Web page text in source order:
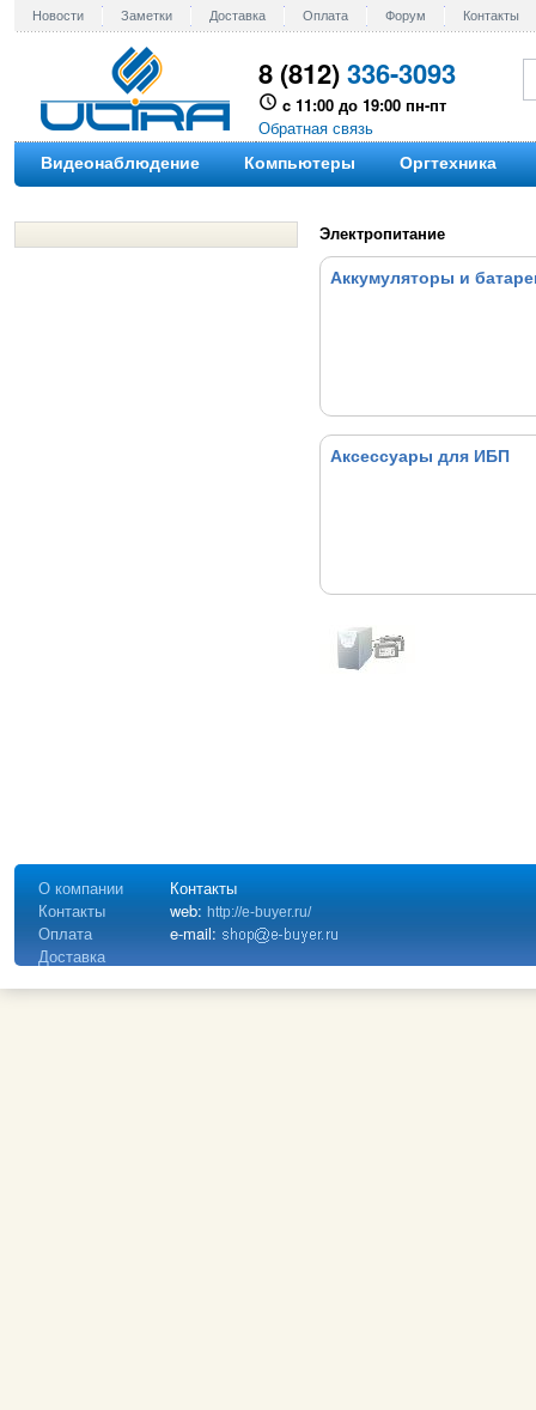
Новости Заметки Доставка Оплата Форум Контакты
8 (812)336-3093
c 11:00 до 19:00 пн-пт
Обратная связь
Видеонаблюдение Компьютеры Оргтехника
Электропитание
Аккумуляторы и
Аксессуары для ИБП
О компании
Контакты
Оплата
Доставка
Контакты
web: http://e-buyer.ru/
e-mail: